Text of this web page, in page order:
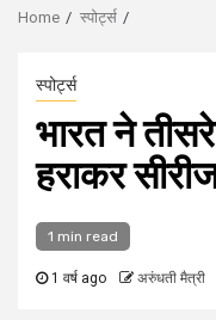
Home स्पोर्ट्स
स्पोर्ट्स
भारत ने
हराकर
1 min read
1 वर्ष ago अरुंधती मैत्री